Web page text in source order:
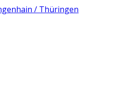
/ Thüringen